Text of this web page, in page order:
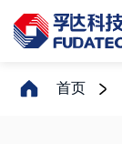
首页